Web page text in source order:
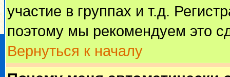
участие в группах и т.д.
поэтому мы рекомендуем это
Вернуться к началу